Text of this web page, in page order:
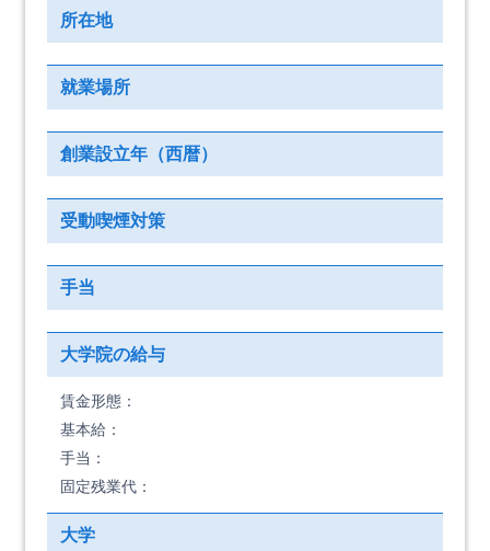
所在地
就業場所
創業設立年（西暦）
受動喫煙対策
手当
大学院の給与
賃金形態：
基本給：
手当：
固定残業代：
大学